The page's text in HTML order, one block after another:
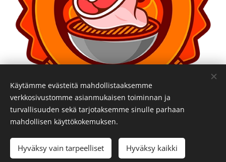
JOUKKUEIDEN ILMOITTAUTUMINEN
Käytämme evästeitä mahdollistaaksemme
verkkosivustomme asianmukaisen toiminnan ja
turvallisuuden sekä tarjotaksemme sinulle parhaan
mahdollisen käyttökokemuksen.
Hyväksy vain tarpeelliset Hyväksy kaikki